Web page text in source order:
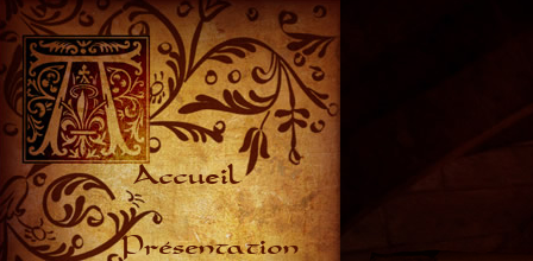
Accueil
Présentation